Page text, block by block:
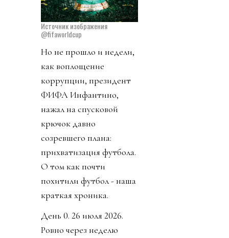
Источник изображения
@fifaworldcup
Но не прошло и недели,
как воплощение
коррупции, президент
ФИФА Инфантино,
нажал на спусковой
крючок давно
созревшего плана:
прихватизация футбола.
О том как почти
похитили футбол - наша
краткая хроника.
День 0. 26 июля 2026.
Ровно через неделю